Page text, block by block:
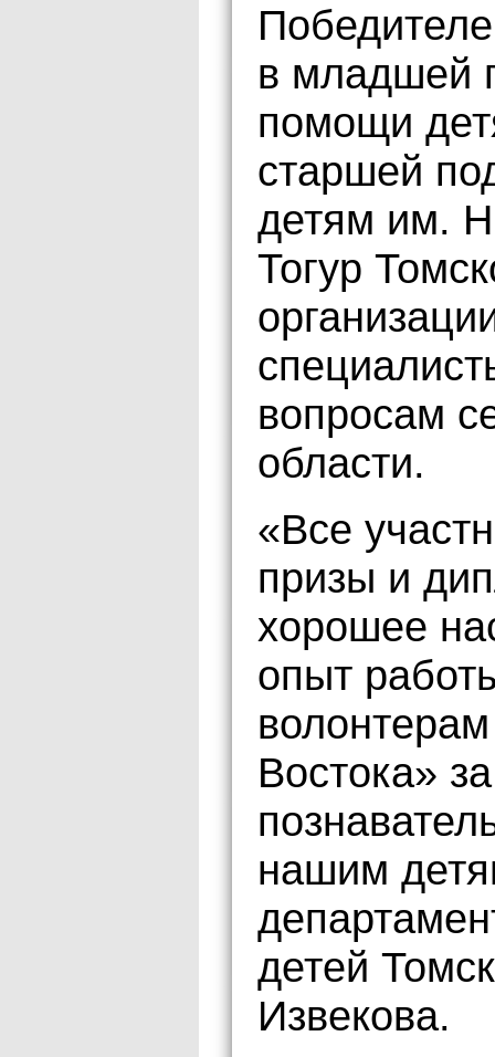
в младшей
помощи
старшей
детям им.
Тогур
вопросам
области.
«Все
призы и
хорошее
опыт
Востока»
нашим
детей
Извекова.